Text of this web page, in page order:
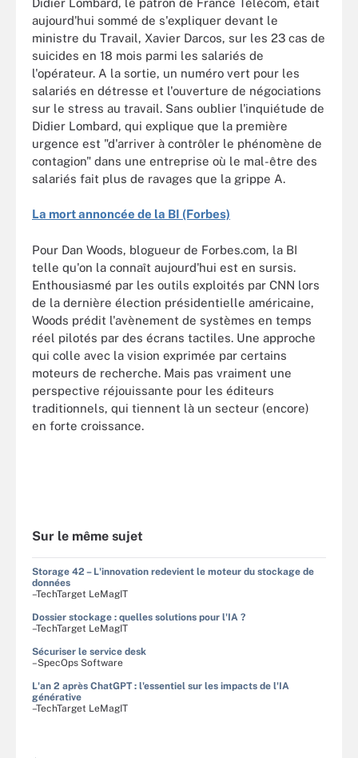
aujourd'hui sommé de s'expliquer devant le
ministre du Travail, Xavier Darcos, sur les 23 cas de
suicides en 18 mois parmi les salariés de
l'opérateur. A la sortie, un numéro vert pour les
salariés en détresse et l'ouverture de négociations
sur le stress au travail. Sans oublier l'inquiétude de
Didier Lombard, qui explique que la première
urgence est "d'arriver à contrôler le phénomène de
contagion" dans une entreprise où le mal-être des
salariés fait plus de ravages que la grippe A.
La mort annoncée de la BI (Forbes)
Pour Dan Woods, blogueur de Forbes.com, la BI
telle qu'on la connaît aujourd'hui est en sursis.
Enthousiasmé par les outils exploités par CNN lors
de la dernière élection présidentielle américaine,
Woods prédit l'avènement de systèmes en temps
réel pilotés par des écrans tactiles. Une approche
qui colle avec la vision exprimée par certains
moteurs de recherche. Mais pas vraiment une
perspective réjouissante pour les éditeurs
traditionnels, qui tiennent là un secteur (encore)
en forte croissance.
Sur le même sujet
Storage 42 – L'innovation redevient le moteur du stockage de
données
–TechTarget LeMagIT
Dossier stockage : quelles solutions pour l'IA ?
–TechTarget LeMagIT
Sécuriser le service desk
–SpecOps Software
L'an 2 après ChatGPT : l'essentiel sur les impacts de l'IA
générative
–TechTarget LeMagIT